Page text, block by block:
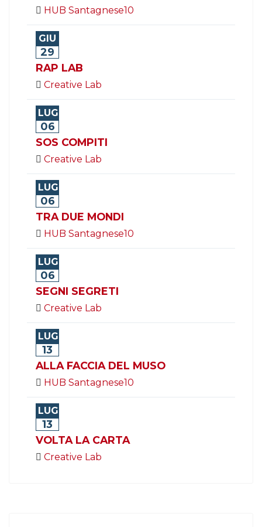
HUB Santagnese10
GIU
29
RAP LAB
Creative Lab
LUG
06
SOS COMPITI
Creative Lab
LUG
06
TRA DUE MONDI
HUB Santagnese10
LUG
06
SEGNI SEGRETI
Creative Lab
LUG
13
ALLA FACCIA DEL MUSO
HUB Santagnese10
LUG
13
VOLTA LA CARTA
Creative Lab